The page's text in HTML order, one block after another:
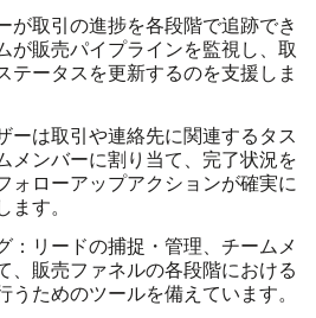
が取引の進捗を各段階で追跡でき
が販売パイプラインを監視し、取
テータスを更新するのを支援しま
ーは取引や連絡先に関連するタス
メンバーに割り当て、完了状況を
ォローアップアクションが確実に
す。
：リードの捕捉・管理、チームメ
、販売ファネルの各段階における
うためのツールを備えています。